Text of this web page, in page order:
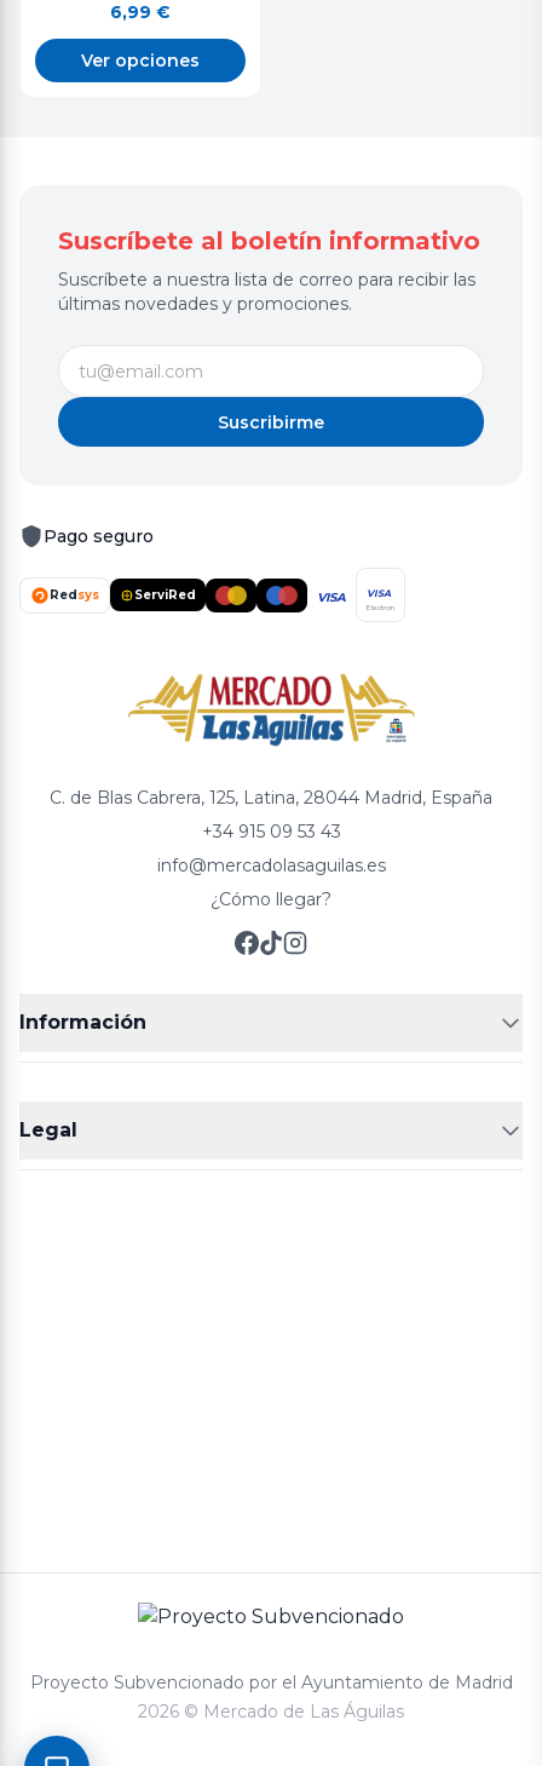
6,99 €
Ver opciones
Suscríbete al boletín informativo
Suscríbete a nuestra lista de correo para recibir las
últimas novedades y promociones.
Suscribirme
Pago seguro
Redsys ServiRed VISA VISA
Electron
C. de Blas Cabrera, 125, Latina, 28044 Madrid, España
+34 915 09 53 43
info@mercadolasaguilas.es
¿Cómo llegar?
Información
FRUTERÍAS
POLLERÍA
CHARCUTERIA
Legal
Aviso legal
Proyecto Subvencionado por el Ayuntamiento de Madrid
2026 © Mercado de Las Águilas